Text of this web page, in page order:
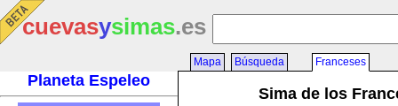
cuevasysimas.es
Planeta Espeleo
Mapa Búsqueda Franceses
Sima de los